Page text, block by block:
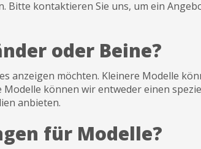
kontaktieren Sie uns, um ein
oder Beine?
anzeigen möchten. Kleinere Modelle
können wir entweder einen
anbieten.
für Modelle?